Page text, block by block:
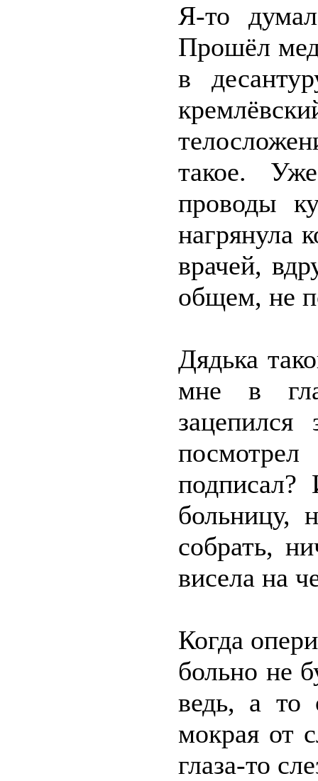
Я-то
Прошёл
в
такое.
проводы
нагрянула
врачей,
общем, не
Дядька
мне в
подписал?
больницу,
собрать,
висела на
Когда
больно не
ведь, а то
мокрая от
глаза-то